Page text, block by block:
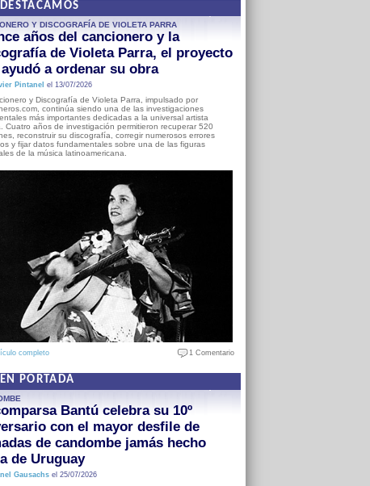
Y DISCOGRAFÍA DE VIOLETA PARRA
años del cancionero y la
de Violeta Parra, el proyecto
a ordenar su obra
Pintanel el 13/07/2026
y Discografía de Violeta Parra, impulsado por
continúa siendo una de las investigaciones
más importantes dedicadas a la universal artista
Cuatro años de investigación permitieron recuperar 520
reconstruir su discografía, corregir numerosos errores
y fijar datos fundamentales sobre una de las figuras
de la música latinoamericana.
completo 1 Comentario
PORTADA
Bantú celebra su 10º
con el mayor desfile de
de candombe jamás hecho
de Uruguay
Gausachsel 25/07/2026